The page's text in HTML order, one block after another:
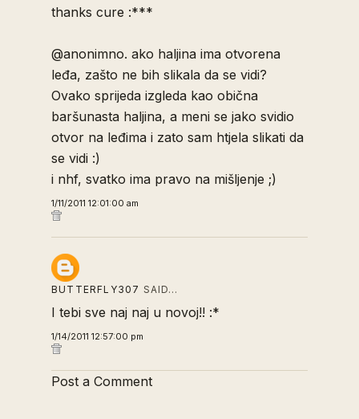
thanks cure :***
@anonimno. ako haljina ima otvorena
leđa, zašto ne bih slikala da se vidi?
Ovako sprijeda izgleda kao obična
baršunasta haljina, a meni se jako svidio
otvor na leđima i zato sam htjela slikati da
se vidi :)
i nhf, svatko ima pravo na mišljenje ;)
1/11/2011 12:01:00 am
BUTTERFLY307 SAID…
I tebi sve naj naj u novoj!! :*
1/14/2011 12:57:00 pm
Post a Comment